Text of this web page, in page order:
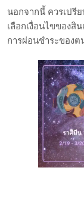
นอกจากนี้ ควรเปรี
เลือกเงื่อนไขของสิ
การผ่อนชำระของต